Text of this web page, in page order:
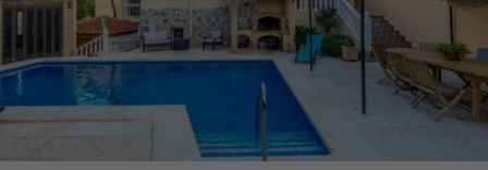
commerciali, spiagge e tutti i servizi. Una casa ideale come
residenza abituale, seconda casa o investimento, che combina
design, spazio, privacy e una posizione privilegiata. Nota
legale: Tasse e costi non inclusi. Le informazioni fornite sono
indicative e non vincolanti dal punto di vista legale, e possono
contenere errori.